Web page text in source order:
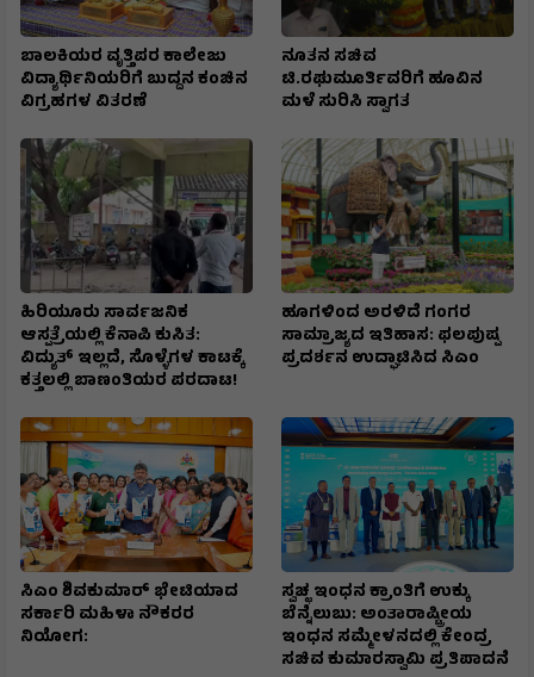
ಬಾಲಕಿಯರ ವೃತ್ತಿಪರ ಕಾಲೇಜು
ವಿದ್ಯಾರ್ಥಿನಿಯರಿಗೆ ಬುದ್ದನ ಕಂಚಿನ
ವಿಗ್ರಹಗಳ ವಿತರಣೆ
ನೂತನ ಸಚಿವ
ಟಿ.ರಘುಮೂರ್ತಿವರಿಗೆ ಹೂವಿನ
ಮಳೆ ಸುರಿಸಿ ಸ್ವಾಗತ
ಹಿರಿಯೂರು ಸಾರ್ವಜನಿಕ
ಆಸ್ಪತ್ರೆಯಲ್ಲಿ ಕೆನಾಪಿ ಕುಸಿತ:
ವಿದ್ಯುತ್‌ ಇಲ್ಲದೆ, ಸೊಳ್ಳೆಗಳ ಕಾಟಕ್ಕೆ
ಕತ್ತಲಲ್ಲಿ ಬಾಣಂತಿಯರ ಪರದಾಟ!
ಹೂಗಳಿಂದ ಅರಳಿದೆ ಗಂಗರ
ಸಾಮ್ರಾಜ್ಯದ ಇತಿಹಾಸ: ಫಲಪುಷ್ಪ
ಪ್ರದರ್ಶನ ಉದ್ಘಾಟಿಸಿದ ಸಿಎಂ
ಸಿಎಂ ಶಿವಕುಮಾರ್‌ ಭೇಟಿಯಾದ
ಸರ್ಕಾರಿ ಮಹಿಳಾ ನೌಕರರ
ನಿಯೋಗ:
ಸ್ವಚ್ಛ ಇಂಧನ ಕ್ರಾಂತಿಗೆ ಉಕ್ಕು
ಬೆನ್ನೆಲುಬು: ಅಂತಾರಾಷ್ಟ್ರೀಯ
ಇಂಧನ ಸಮ್ಮೇಳನದಲ್ಲಿ ಕೇಂದ್ರ
ಸಚಿವ ಕುಮಾರಸ್ವಾಮಿ ಪ್ರತಿಪಾದನೆ